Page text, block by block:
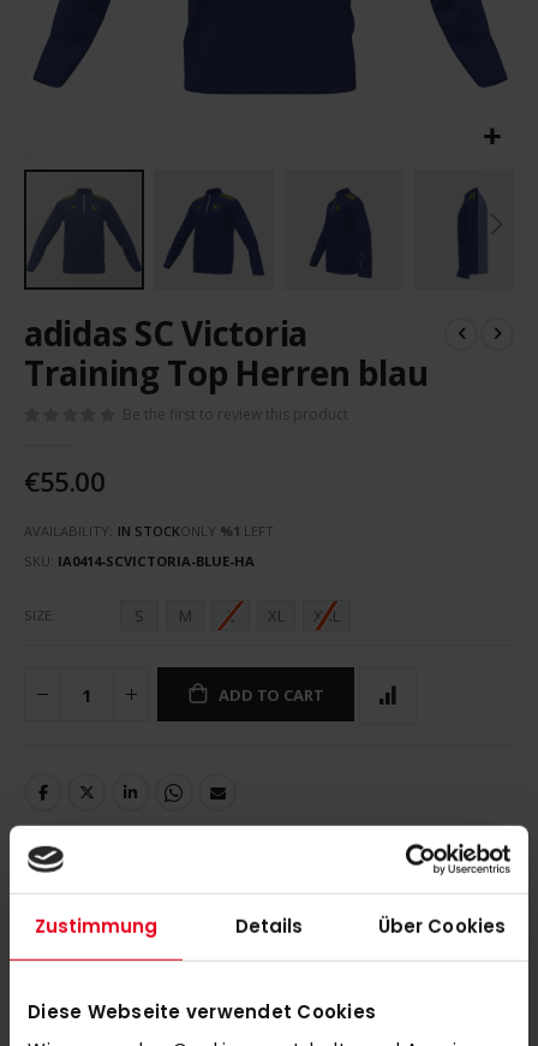
Zustimmung Details Über Cookies
Diese Webseite verwendet Cookies
to
the
beginning
gallery
adidas SC Victoria
Training Top Herren blau
Be the first to review this product
€55.00
AVAILABILITY: IN STOCKONLY %1 LEFT
SKU IA0414-SCVICTORIA-BLUE-HA
SIZE S M L XL XXL
ADD TO CART
MORE INFORMATION